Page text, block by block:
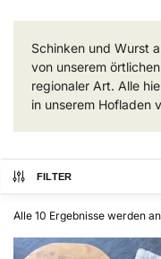
Schinken und Wurst
von unserem
regionaler Art. Alle
in unserem Hofladen
FILTER
Alle 10 Ergebnisse werden